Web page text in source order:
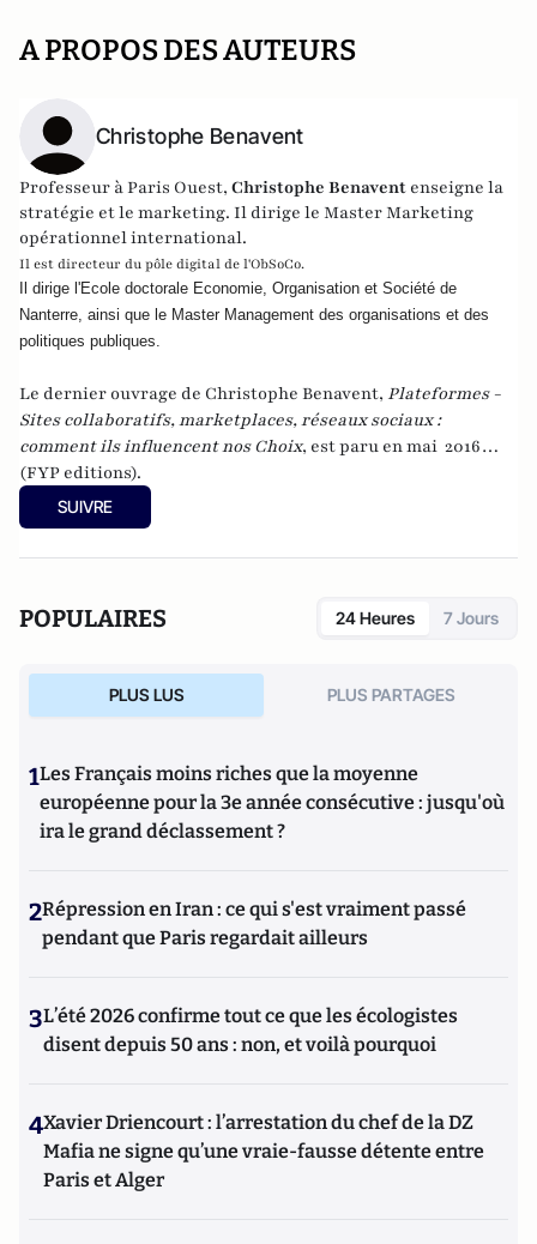
A PROPOS DES AUTEURS
Christophe Benavent
Professeur à Paris Ouest, Christophe Benavent enseigne la
stratégie et le marketing. Il dirige le Master Marketing
opérationnel international.
Il est directeur du pôle digital de l'ObSoCo.
Il dirige l'Ecole doctorale Economie, Organisation et Société de
Nanterre, ainsi que le Master Management des organisations et des
Le dernier ouvrage de Christophe Benavent, Plateformes -
Sites collaboratifs, marketplaces, réseaux sociaux :
comment ils influencent nos Choix, est paru en mai 2016
(FYP editions).
SUIVRE
POPULAIRES 24 Heures 7 Jours
PLUS LUS PLUS PARTAGES
1Les Français moins riches que la moyenne
européenne pour la 3e année consécutive : jusqu'où
ira le grand déclassement ?
2Répression en Iran : ce qui s'est vraiment passé
pendant que Paris regardait ailleurs
3L’été 2026 confirme tout ce que les écologistes
disent depuis 50 ans : non, et voilà pourquoi
4Xavier Driencourt : l’arrestation du chef de la DZ
Mafia ne signe qu’une vraie-fausse détente entre
Paris et Alger